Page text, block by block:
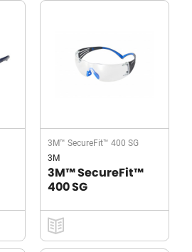
3M™ SecureFit™ 400 SG
3M
3M™ SecureFit™
400 SG